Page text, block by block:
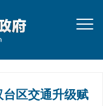
区交通升级赋